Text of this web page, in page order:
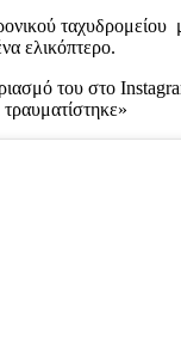
ταχυδρομείου
ελικόπτερο.
του στο